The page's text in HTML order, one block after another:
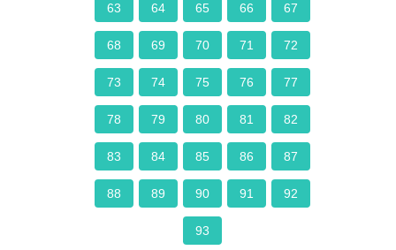
63 64 65 66 67
68 69 70 71 72
73 74 75 76 77
78 79 80 81 82
83 84 85 86 87
88 89 90 91 92
93